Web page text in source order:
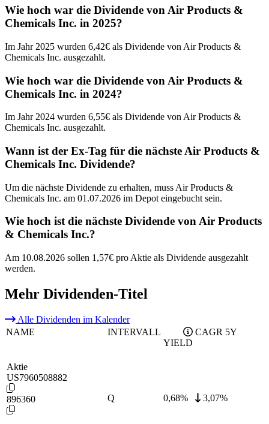
Wie hoch war die Dividende von Air Products &
Chemicals Inc. in 2025?
Im Jahr 2025 wurden 6,42€ als Dividende von Air Products &
Chemicals Inc. ausgezahlt.
Wie hoch war die Dividende von Air Products &
Chemicals Inc. in 2024?
Im Jahr 2024 wurden 6,55€ als Dividende von Air Products &
Chemicals Inc. ausgezahlt.
Wann ist der Ex-Tag für die nächste Air Products &
Chemicals Inc. Dividende?
Um die nächste Dividende zu erhalten, muss Air Products &
Chemicals Inc. am 01.07.2026 im Depot eingebucht sein.
Wie hoch ist die nächste Dividende von Air Products
& Chemicals Inc.?
Am 10.08.2026 sollen 1,57€ pro Aktie als Dividende ausgezahlt
werden.
Mehr Dividenden-Titel
Alle Dividenden im Kalender
NAME
INTERVALL
YIELD
CAGR 5Y
Aktie
US7960508882
896360 Q 0,68% 3,07%